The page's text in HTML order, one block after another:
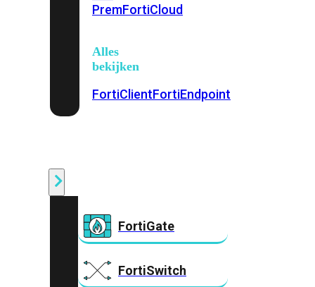
PremFortiCloud
Alles
bekijken
FortiClientFortiEndpoint
FortiGate
FortiSwitch